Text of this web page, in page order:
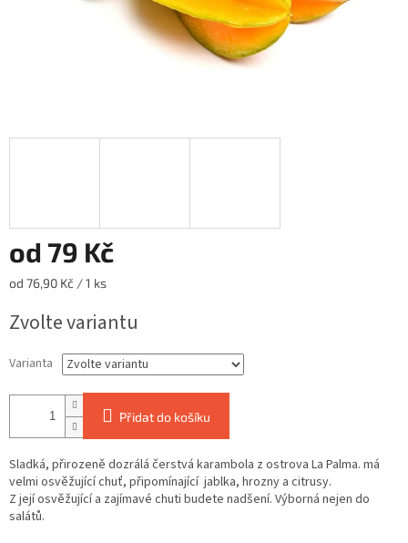
od 79 Kč
Měrná
od 76,90 Kč / 1 ks
Zvolte variantu
Varianta
Přidat do košíku
Sladká, přirozeně dozrálá čerstvá karambola z ostrova La Palma. má
velmi osvěžující chuť, připomínajícíjablka, hrozny a citrusy.
Z její osvěžující a zajímavé chuti budete nadšení. Výborná nejen do
salátů.